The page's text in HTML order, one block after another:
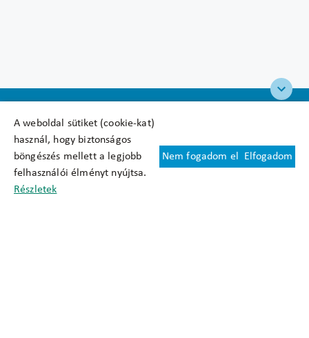
A weboldal sütiket (cookie-kat)
használ, hogy biztonságos
böngészés mellett a legjobb
felhasználói élményt nyújtsa.
Részletek
Nem fogadom el Elfogadom
Felhasználási feltételek